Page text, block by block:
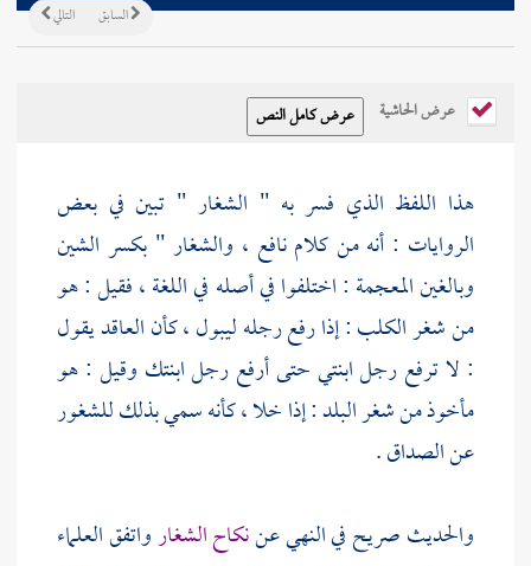
التالي السابق
عرض الحاشية
هذا اللفظ الذي فسر به " الشغار " تبين في بعض
الروايات : أنه من كلامنافع ، والشغار " بكسر الشين
وبالغين المعجمة : اختلفوا في أصله في اللغة ، فقيل : هو
من شغر الكلب : إذا رفع رجله ليبول ، كأن العاقد يقول
: لا ترفع رجل ابنتي حتى أرفع رجل ابنتك وقيل : هو
مأخوذ من شغر البلد : إذا خلا ، كأنه سمي بذلك للشغور
عن الصداق .
والحديث صريح في النهي عننكاح الشغارواتفق العلماء